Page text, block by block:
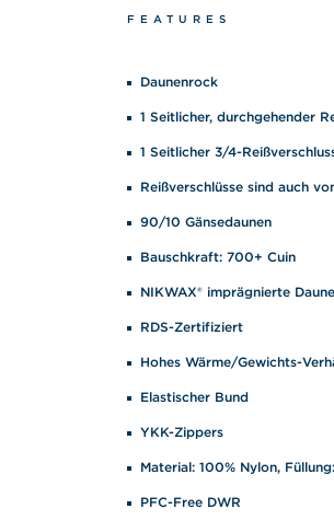
FEATURES
Daunenrock
1 Seitlicher, durchgehender
1 Seitlicher 3/4-
Reißverschlüsse sind auch
90/10 Gänsedaunen
Bauschkraft: 700+ Cuin
NIKWAX® imprägnierte Daune
RDS-Zertifiziert
Hohes Wärme/Gewichts-
Elastischer Bund
YKK-Zippers
Material: 100% Nylon,
PFC-Free DWR